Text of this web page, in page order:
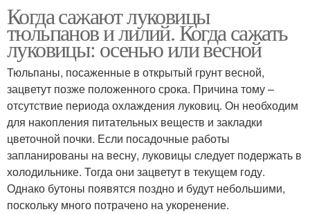
Когда сажают луковицы
тюльпанов и лилий. Когда сажать
луковицы: осенью или весной
Тюльпаны, посаженные в открытый грунт весной,
зацветут позже положенного срока. Причина тому –
отсутствие периода охлаждения луковиц. Он необходим
для накопления питательных веществ и закладки
цветочной почки. Если посадочные работы
запланированы на весну, луковицы следует подержать в
холодильнике. Тогда они зацветут в текущем году.
Однако бутоны появятся поздно и будут небольшими,
поскольку много потрачено на укоренение.